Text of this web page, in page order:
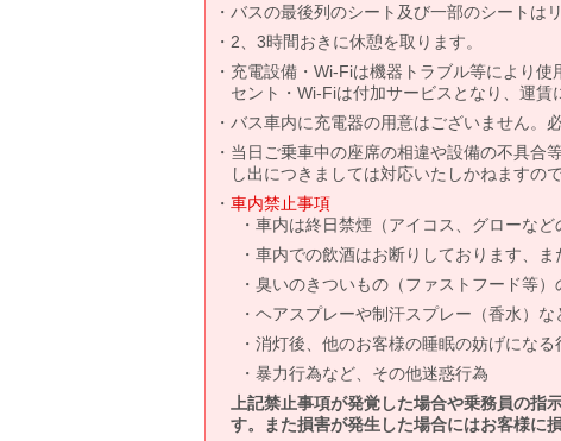
バスの最後列のシート及び一部のシートは
2、3時間おきに休憩を取ります。
充電設備・Wi-Fiは機器トラブル等により
セント・Wi-Fiは付加サービスとなり、運賃
バス車内に充電器の用意はございません。
当日ご乗車中の座席の相違や設備の不具合
し出につきましては対応いたしかねますの
車内禁止事項
車内は終日禁煙（アイコス、グローなど
車内での飲酒はお断りしております、ま
臭いのきついもの（ファストフード等）
ヘアスプレーや制汗スプレー（香水）
消灯後、他のお客様の睡眠の妨げにな
暴力行為など、その他迷惑行為
上記禁止事項が発覚した場合や乗務員の
す。また損害が発生した場合にはお客様に